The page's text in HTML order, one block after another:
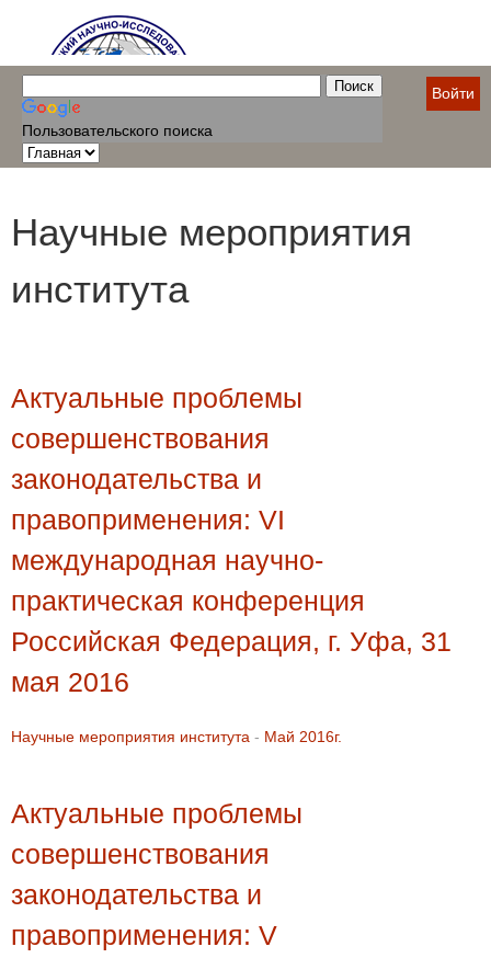
Пользовательского поиска
Войти
Научные мероприятия
института
Актуальные проблемы
совершенствования
законодательства и
правоприменения: VI
международная научно-
практическая конференция
Российская Федерация, г. Уфа, 31
мая 2016
Научные мероприятия института - Май 2016г.
Актуальные проблемы
совершенствования
законодательства и
правоприменения: V